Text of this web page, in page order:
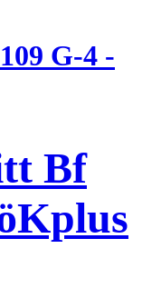
Bf